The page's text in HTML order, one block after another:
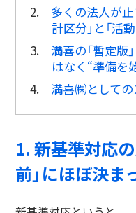
2. 多くの法人が
計区分」と「活
3.満喜の「暫定版
はなく“準備を
4.満喜㈱として
1. 新基準対応
前」にほぼ決ま